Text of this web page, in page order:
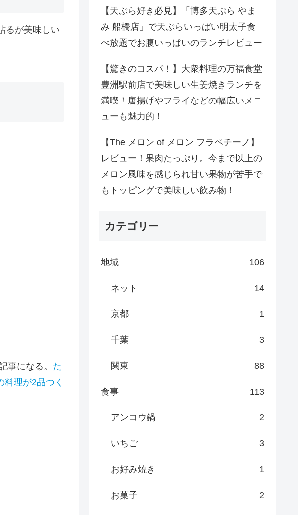
るが美味しい
事になる。 た
理が2品つく
【天ぷら好き必見】「博多天ぷら やま
み 船橋店」で天ぷらいっぱい明太子食
べ放題でお腹いっぱいのランチレビュー
【驚きのコスパ！】大衆料理の万福食堂
豊洲駅前店で美味しい生姜焼きランチを
満喫！唐揚げやフライなどの幅広いメニ
ューも魅力的！
【The メロン of メロン フラペチーノ】
レビュー！果肉たっぷり。今まで以上の
メロン風味を感じられ甘い果物が苦手で
もトッピングで美味しい飲み物！
カテゴリー
地域 106
ネット 14
京都 1
千葉 3
関東 88
食事 113
アンコウ鍋 2
いちご 3
お好み焼き 1
お菓子 2